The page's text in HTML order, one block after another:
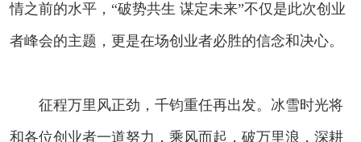
情之前的水平，“破势共生 谋定未来”不仅是此次创业
者峰会的主题，更是在场创业者必胜的信念和决心。
征程万里风正劲，千钧重任再出发。冰雪时光将
和各位创业者一道努力，乘风而起，破万里浪，深耕